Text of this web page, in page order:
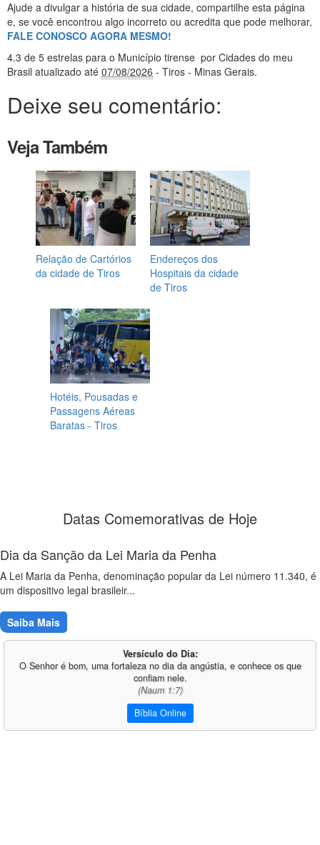
Ajude a divulgar a história de sua cidade, compartilhe esta página
e, se você encontrou algo incorreto ou acredita que pode melhorar,
FALE CONOSCO AGORA MESMO!
4.3 de 5 estrelas para o Município tirense por Cidades do meu
Brasil atualizado até 07/08/2026 - Tiros - Minas Gerais.
Deixe seu comentário:
Veja Também
Relação de Cartórios
da cidade de Tiros
Endereços dos
Hospitais da cidade
de Tiros
Hotéis, Pousadas e
Passagens Aéreas
Baratas - Tiros
Datas Comemorativas de Hoje
Dia da Sanção da Lei Maria da Penha
A Lei Maria da Penha, denominação popular da Lei número 11.340, é
um dispositivo legal brasileir...
Saiba Mais
Versículo do Dia:
O Senhor é bom, uma fortaleza no dia da angústia, e conhece os que
confiam nele.
(Naum 1:7)
Bíblia Online